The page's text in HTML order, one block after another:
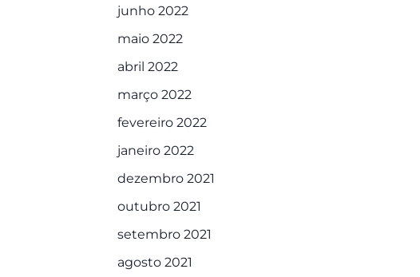
junho 2022
maio 2022
abril 2022
março 2022
fevereiro 2022
janeiro 2022
dezembro 2021
outubro 2021
setembro 2021
agosto 2021